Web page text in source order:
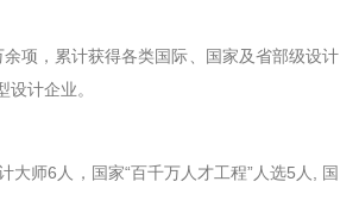
项，累计获得各类国际、国家及省部级设计
计企业。
师6人，国家“百千万人才工程”人选5人, 国